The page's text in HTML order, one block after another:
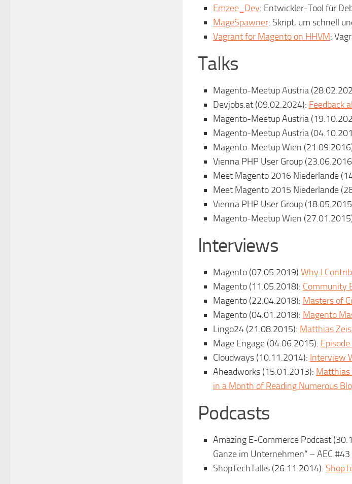
Emzee_Dev: Entwickler-Tool für
MageSpawner: Skript, um schnell
Vagrant for Magento on HHVM:
Talks
Magento-Meetup Austria
Devjobs.at (09.02.2024): Feedback
Magento-Meetup Austria
Magento-Meetup Austria
Magento-Meetup Wien
Vienna PHP User Group
Meet Magento 2016 Niederlande
Meet Magento 2015 Niederlande
Vienna PHP User Group
Magento-Meetup Wien
Interviews
Magento (07.05.2019) Why I
Magento (11.05.2018): Community
Magento (22.04.2018): Masters of
Magento (04.01.2018): Magento
Lingo24 (21.08.2015): Matthias
Mage Engage (04.06.2015):
Cloudways (10.11.2014): Interview
Aheadworks (15.01.2013): Matthias
in a Month of Reading Numerous
Podcasts
Amazing E-Commerce Podcast
Ganze im Unternehmen“ – AEC #43
ShopTechTalks (26.11.2014):